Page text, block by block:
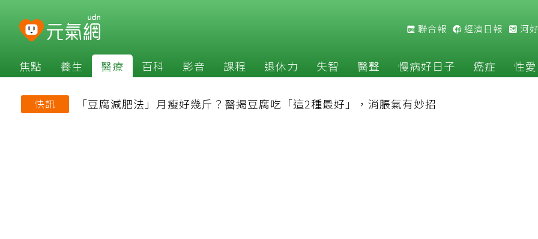
聯合報 經濟日報 河
焦點 養生 醫療 百科 影音 課程 退休力 失智 醫聲 慢病好日子 癌症 性愛
快訊 「豆腐減肥法」月瘦好幾斤？醫揭豆腐吃「這2種最好」，消脹氣有妙招